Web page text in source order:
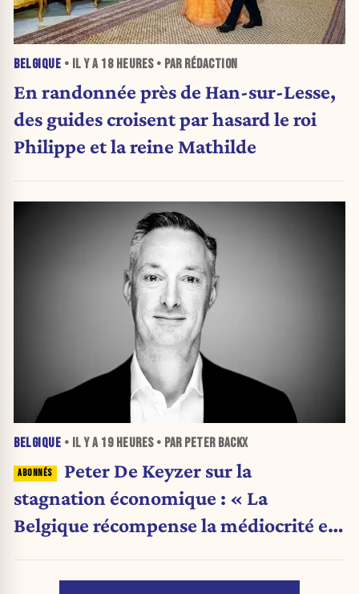
BELGIQUE • IL Y A 18 HEURES• PAR RÉDACTION
En randonnée près de Han-sur-Lesse,
des guides croisent par hasard le roi
Philippe et la reine Mathilde
BELGIQUE • IL Y A 19 HEURES• PAR PETER BACKX
Peter De Keyzer sur la
stagnation économique : « La
Belgique récompense la médiocrité et